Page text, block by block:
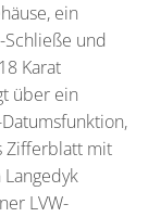
ein
und
Karat
über ein
Zifferblatt mit
LVW-